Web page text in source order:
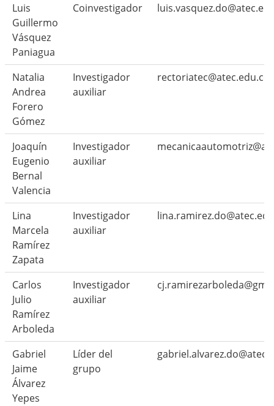
Luis
Guillermo
Vásquez
Paniagua
Coinvestigador
Natalia
Andrea
Forero
Gómez
Investigador
auxiliar
rectoriatec@atec.edu.co
Joaquín
Eugenio
Bernal
Valencia
Investigador
auxiliar
Lina
Marcela
Ramírez
Zapata
Investigador
auxiliar
Carlos
Julio
Ramírez
Arboleda
Investigador
auxiliar
Gabriel
Jaime
Álvarez
Yepes
Líder del
grupo